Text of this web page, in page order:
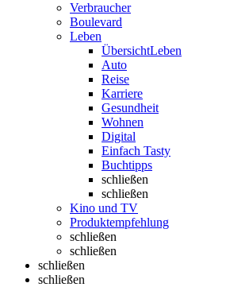
Verbraucher
Boulevard
Leben
ÜbersichtLeben
Auto
Reise
Karriere
Gesundheit
Wohnen
Digital
Einfach Tasty
Buchtipps
schließen
schließen
Kino und TV
Produktempfehlung
schließen
schließen
schließen
schließen